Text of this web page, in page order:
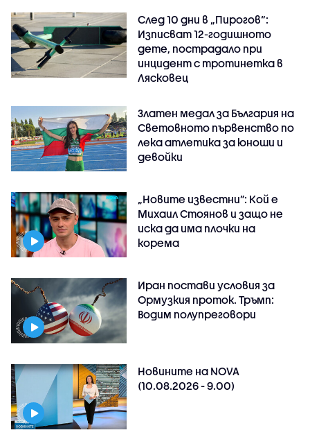
След 10 дни в „Пирогов“:
Изписват 12-годишното
дете, пострадало при
инцидент с тротинетка в
Лясковец
Златен медал за България на
Световното първенство по
лека атлетика за юноши и
девойки
„Новите известни”: Кой е
Михаил Стоянов и защо не
иска да има плочки на
корема
Иран постави условия за
Ормузкия проток. Тръмп:
Водим полупреговори
Новините на NOVA
(10.08.2026 - 9.00)